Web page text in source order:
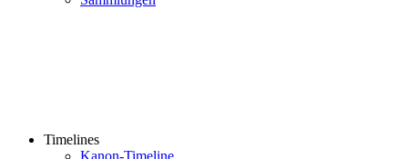
Timelines
Kanon-Timeline